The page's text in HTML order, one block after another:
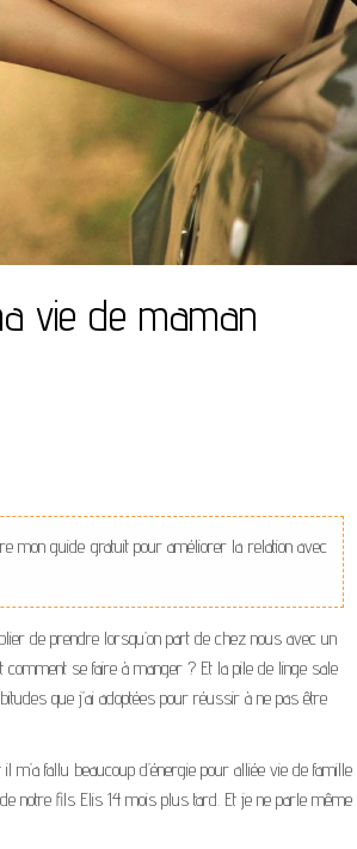
vie de maman
mon guide gratuit pour améliorer la relation avec
de prendre lorsqu’on part de chez nous avec un
se faire à manger ? Et la pile de linge sale
que j’ai adoptées pour réussir à ne pas être
m’a fallu beaucoup d’énergie pour alliée vie de famille
notre fils Elis 14 mois plus tard. Et je ne parle même